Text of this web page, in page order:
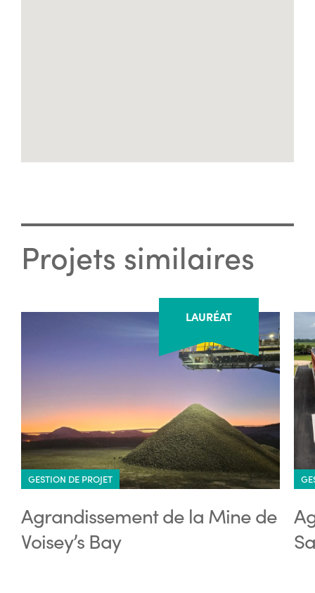
Projets similaires
LAURÉAT
GESTION DE PROJET
Agrandissement de la Mine de
Voisey’s Bay